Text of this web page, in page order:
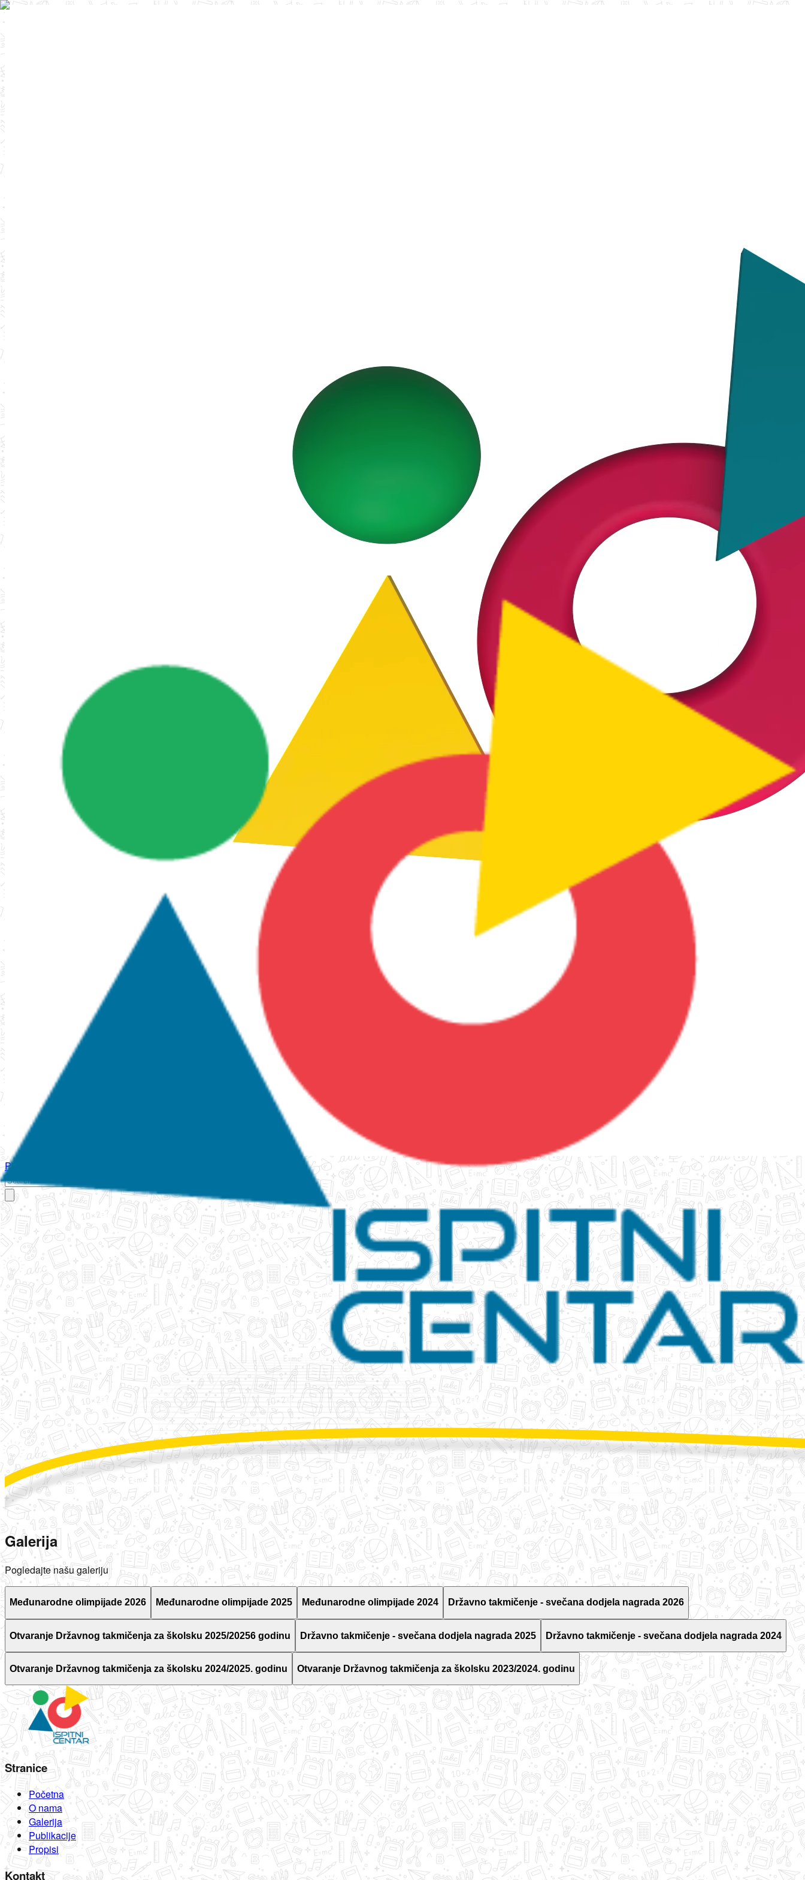
Početna
Galerija
Pogledajte našu galeriju
Međunarodne olimpijade 2026 Međunarodne olimpijade 2025 Međunarodne olimpijade 2024 Državno takmičenje - svečana dodjela nagrada 2026
Otvaranje Državnog takmičenja za školsku 2025/20256 godinu Državno takmičenje - svečana dodjela nagrada 2025 Državno takmičenje - svečana dodjela nagrada 2024
Otvaranje Državnog takmičenja za školsku 2024/2025. godinu Otvaranje Državnog takmičenja za školsku 2023/2024. godinu
Stranice
Početna
O nama
Galerija
Publikacije
Propisi
Kontakt